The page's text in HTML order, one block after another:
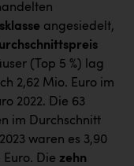
angesiedelt,
(Top 5 %) lag
2,62 Mio. Euro im
2022. Die 63
im Durchschnitt
waren es 3,90
Euro. Die zehn